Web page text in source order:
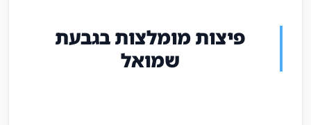
פיצות מומלצות בגבעת
שמואל